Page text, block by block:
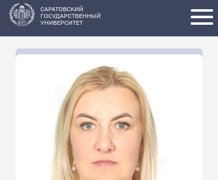
основному
содержанию
САРАТОВСКИЙ
ГОСУДАРСТВЕННЫЙ
УНИВЕРСИТЕТ